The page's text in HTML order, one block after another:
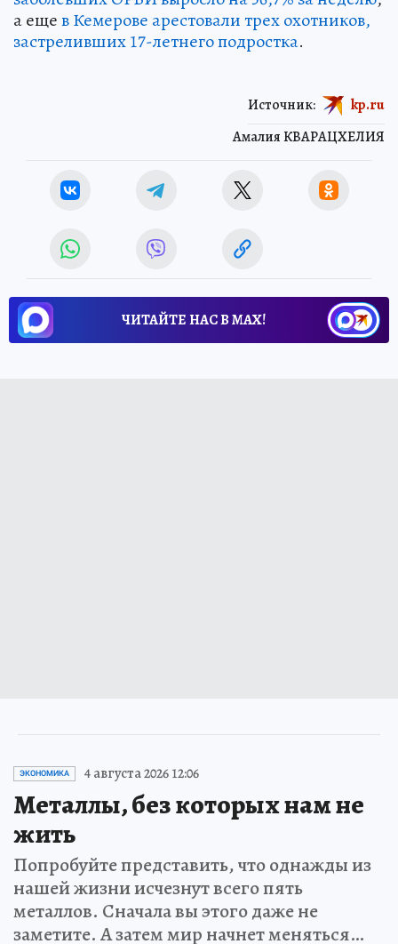
а ещев Кемерове арестовали трех охотников,
застреливших 17-летнего подростка.
Амалия КВАРАЦХЕЛИЯ
Источник: kp.ru
ЧИТАЙТЕ НАС В МАХ!
ЭКОНОМИКА 4 августа 2026 12:06
Металлы, без которых нам не
жить
Попробуйте представить, что однажды из
нашей жизни исчезнут всего пять
металлов. Сначала вы этого даже не
заметите. А затем мир начнет меняться…